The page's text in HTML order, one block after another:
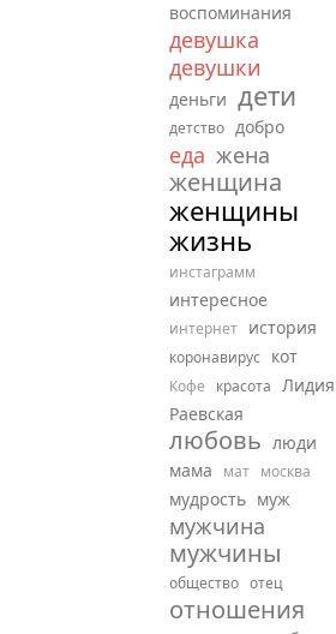
воспоминания
девушка
девушки
деньги дети
детство добро
еда жена
женщина
женщины
жизнь
инстаграмм
интересное
интернет история
коронавирус кот
Кофе красота Лидия
Раевская
любовь люди
мама
мат москва
мудрость муж
мужчина
мужчины
общество отец
отношения